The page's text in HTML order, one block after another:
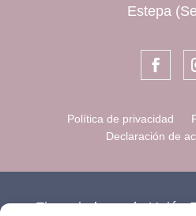
Estepa
Política de privacidad
Declaración de
Financiado por la Unión